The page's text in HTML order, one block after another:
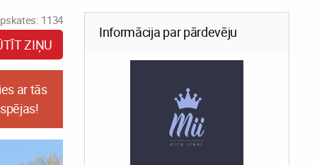
1134
ZIŅU
ar tās
Informācija par pārdevēju